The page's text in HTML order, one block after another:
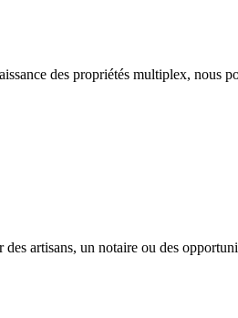
des propriétés multiplex,
artisans, un notaire ou des